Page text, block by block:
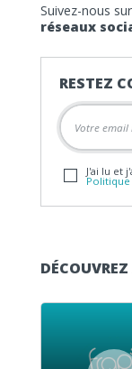
Suivez-nous
réseaux
RESTEZ
J'ai lu et
Lecteur audio